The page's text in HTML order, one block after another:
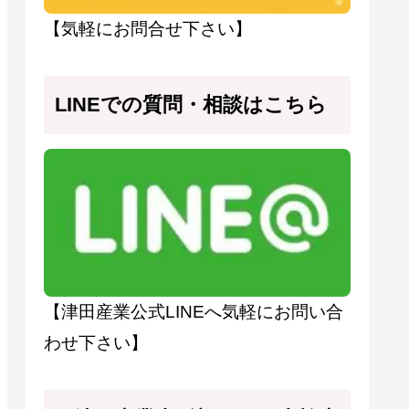
【気軽にお問合せ下さい】
LINEでの質問・相談はこちら
【津田産業公式LINEへ気軽にお問い合
わせ下さい】